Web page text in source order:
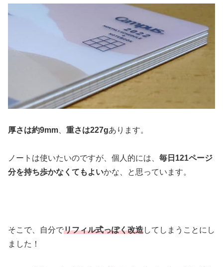
厚さは約9mm 重さは227gあります。
ノートは使いたいのですが、個人的には、 毎日121ページ
分を持ち歩かなくてもよいかな、と思っています。
そこで、自分でリフィル式っぽく改造してしまうことにし
ました！